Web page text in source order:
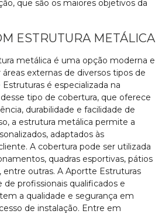
que são os maiores objetivos da
ESTRUTURA METÁLICA
metálica é uma opção moderna e
externas de diversos tipos de
é especializada na
tipo de cobertura, que oferece
durabilidade e facilidade de
a estrutura metálica permite a
adaptados às
A cobertura pode ser utilizada
quadras esportivas, pátios
entre outras. A Aportte Estruturas
profissionais qualificados e
a qualidade e segurança em
de instalação. Entre em